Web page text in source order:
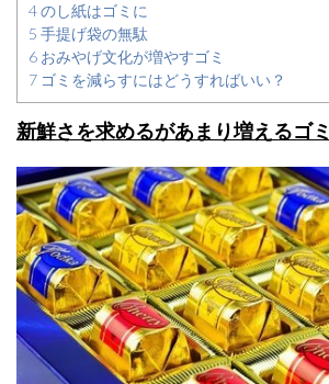
4のし紙はゴミに
5 手提げ袋の無駄
6 おみやげ文化が増やすゴミ
7 ゴミを減らすにはどうすればいい？
新鮮さを求めるがあまり増えるゴミ